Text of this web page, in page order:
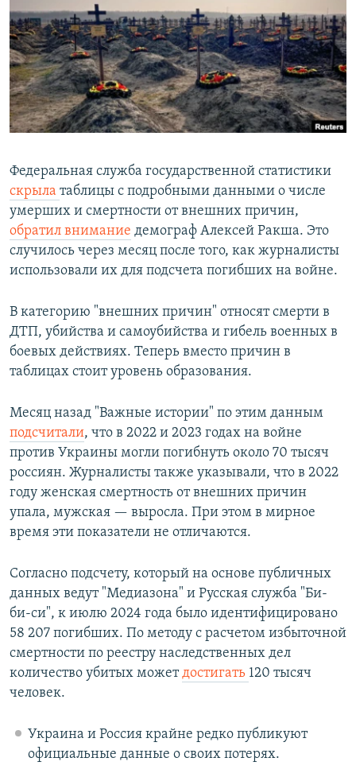
РАСПИСАНИЕ ВЕЩАНИЯ
ПОДПИШИТЕСЬ НА РАССЫЛКУ
СОЦИАЛЬНЫЕ СЕТИ
Все сайты РСЕ/РС
Федеральная служба государственной статистики
скрыла таблицы с подробными данными о числе
умерших и смертности от внешних причин,
обратил внимание демограф Алексей Ракша. Это
случилось через месяц после того, как журналисты
использовали их для подсчета погибших на войне.
В категорию "внешних причин" относят смерти в
ДТП, убийства и самоубийства и гибель военных в
боевых действиях. Теперь вместо причин в
таблицах стоит уровень образования.
Месяц назад "Важные истории" по этим данным
подсчитали, что в 2022 и 2023 годах на войне
против Украины могли погибнуть около 70 тысяч
россиян. Журналисты также указывали, что в 2022
году женская смертность от внешних причин
упала, мужская — выросла. При этом в мирное
время эти показатели не отличаются.
Согласно подсчету, который на основе публичных
данных ведут "Медиазона" и Русская служба "Би-
би-си", к июлю 2024 года было идентифицировано
58 207 погибших. По методу с расчетом избыточной
смертности по реестру наследственных дел
количество убитых можетдостигать 120 тысяч
человек.
Украина и Россия крайне редко публикуют
официальные данные о своих потерях.